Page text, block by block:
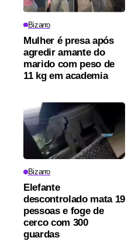
Bizarro
Mulher é presa após
agredir amante do
marido com peso de
11 kg em academia
Bizarro
Elefante
descontrolado mata 19
pessoas e foge de
cerco com 300
guardas